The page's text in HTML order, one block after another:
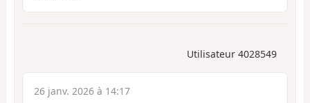
Utilisateur 4028549
26 janv. 2026 à 14:17